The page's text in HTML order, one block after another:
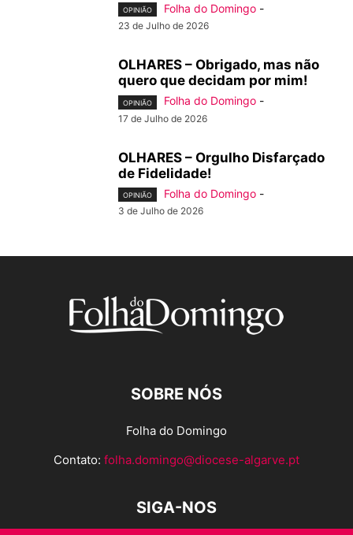
OPINIÃO Folha do Domingo -
23 de Julho de 2026
OLHARES – Obrigado, mas não
quero que decidam por mim!
OPINIÃO Folha do Domingo -
17 de Julho de 2026
OLHARES – Orgulho Disfarçado
de Fidelidade!
OPINIÃO Folha do Domingo -
3 de Julho de 2026
SOBRE NÓS
Folha do Domingo
Contato: folha.domingo@diocese-algarve.pt
SIGA-NOS